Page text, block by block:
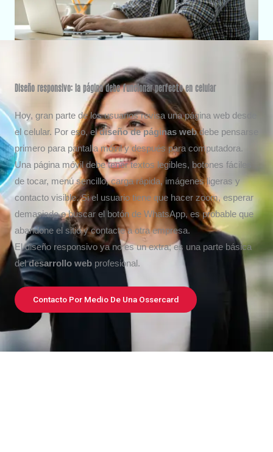
Diseño responsivo: la página debe funcionar perfecto en celular
Hoy, gran parte de los usuarios revisa una página web desde
el celular. Por eso, eldiseño de páginas webdebe pensarse
primero para pantalla móvil y después para computadora.
Una página móvil debe tener textos legibles, botones fáciles
de tocar, menú sencillo, carga rápida, imágenes ligeras y
contacto visible. Si el usuario tiene que hacer zoom, esperar
demasiado o buscar el botón de WhatsApp, es probable que
abandone el sitio y contacte a otra empresa.
El diseño responsivo ya no es un extra; es una parte básica
deldesarrollo web profesional.
Contacto Por Medio De Una Ossercard